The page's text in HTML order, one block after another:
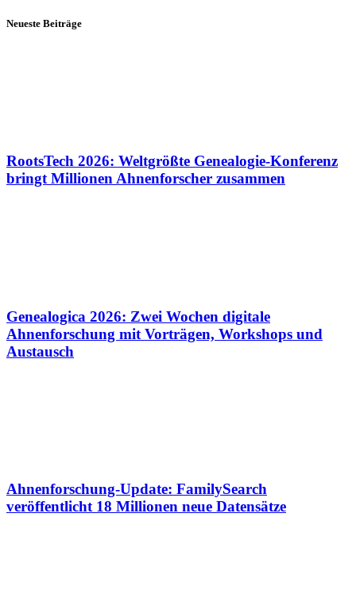
Neueste Beiträge
RootsTech 2026: Weltgrößte Genealogie-Konferenz
bringt Millionen Ahnenforscher zusammen
Genealogica 2026: Zwei Wochen digitale
Ahnenforschung mit Vorträgen, Workshops und
Austausch
Ahnenforschung-Update: FamilySearch
veröffentlicht 18 Millionen neue Datensätze